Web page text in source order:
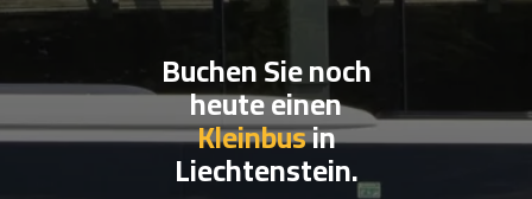
Buchen Sie noch
heute einen
Kleinbusin
Liechtenstein.